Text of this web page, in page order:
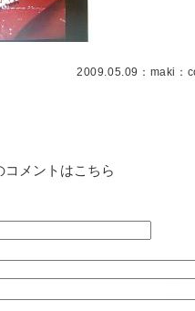
2009.05.09： maki ：
メントはこちら